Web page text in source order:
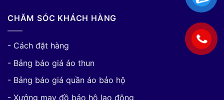
CHĂM SÓC KHÁCH HÀNG
- Cách đặt hàng
- Bảng báo giá áo thun
- Bảng báo giá quần áo bảo hộ
- Xưởng may đồ bảo hộ lao động